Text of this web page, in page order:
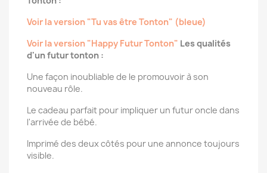
Voir la version "Tu vas être Tonton" (bleue)
Voir la version "Happy Futur Tonton" Les qualités
d'un futur tonton :
Une façon inoubliable de le promouvoir à son
nouveau rôle.
Le cadeau parfait pour impliquer un futur oncle dans
l'arrivée de bébé.
Imprimé des deux côtés pour une annonce toujours
visible.